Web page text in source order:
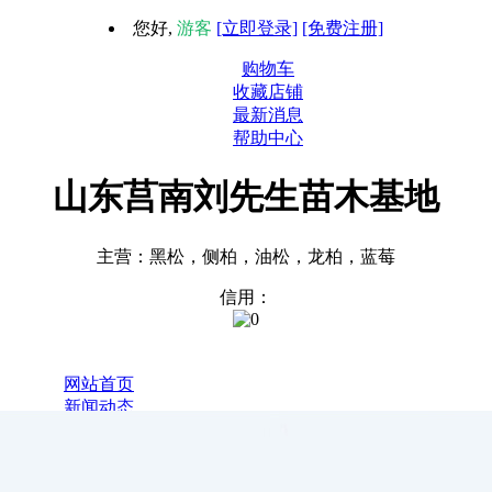
您好, 游客 [立即登录] [免费注册]
购物车
收藏店铺
最新消息
帮助中心
山东莒南刘先生苗木基地
主营：黑松，侧柏，油松，龙柏，蓝莓
信用：
网站首页
新闻动态